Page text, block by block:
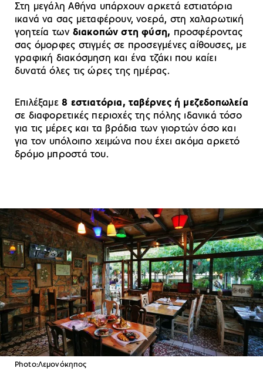
Στη μεγάλη Αθήνα υπάρχουν αρκετά εστιατόρια
ικανά να σας μεταφέρουν, νοερά, στη χαλαρωτική
γοητεία των διακοπών στη φύση, προσφέροντας
σας όμορφες στιγμές σε προσεγμένες αίθουσες, με
γραφική διακόσμηση και ένα τζάκι που καίει
δυνατά όλες τις ώρες της ημέρας.
Επιλέξαμε8 εστιατόρια, ταβέρνες ή μεζεδοπωλεία
σε διαφορετικές περιοχές της πόλης ιδανικά τόσο
για τις μέρες και τα βράδια των γιορτών όσο και
για τον υπόλοιπο χειμώνα που έχει ακόμα αρκετό
δρόμο μπροστά του.
Photo:Λεμονόκηπος